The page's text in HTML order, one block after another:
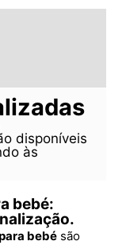
disponíveis
às
bebé:
bebé são